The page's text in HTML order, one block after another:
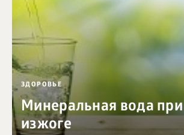
ЗДОРОВЬЕ
Минеральная вода при
изжоге